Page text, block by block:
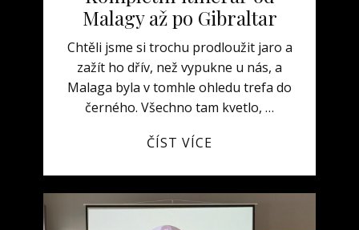
Malagy až po Gibraltar
Chtěli jsme si trochu prodloužit jaro a
zažít ho dřív, než vypukne u nás, a
Malaga byla v tomhle ohledu trefa do
černého. Všechno tam kvetlo, …
ČÍST VÍCE